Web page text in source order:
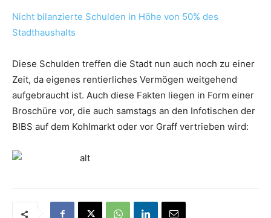
Nicht bilanzierte Schulden in Höhe von 50% des
Stadthaushalts
Diese Schulden treffen die Stadt nun auch noch zu einer
Zeit, da eigenes rentierliches Vermögen weitgehend
aufgebraucht ist. Auch diese Fakten liegen in Form einer
Broschüre vor, die auch samstags an den Infotischen der
BIBS auf dem Kohlmarkt oder vor Graff vertrieben wird: